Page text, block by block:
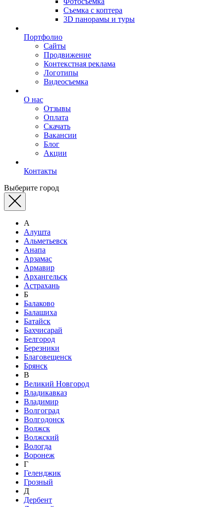
Съемка с коптера
3D панорамы и туры
Портфолио
Сайты
Продвижение
Контекстная реклама
Логотипы
Видеосъемка
О нас
Отзывы
Оплата
Скачать
Вакансии
Блог
Акции
Контакты
Выберите город
А
Алушта
Альметьевск
Анапа
Арзамас
Армавир
Архангельск
Астрахань
Б
Балаково
Балашиха
Батайск
Бахчисарай
Белгород
Березники
Благовещенск
Брянск
В
Великий Новгород
Владикавказ
Владимир
Волгоград
Волгодонск
Волжск
Волжский
Вологда
Воронеж
Г
Геленджик
Грозный
Д
Дербент